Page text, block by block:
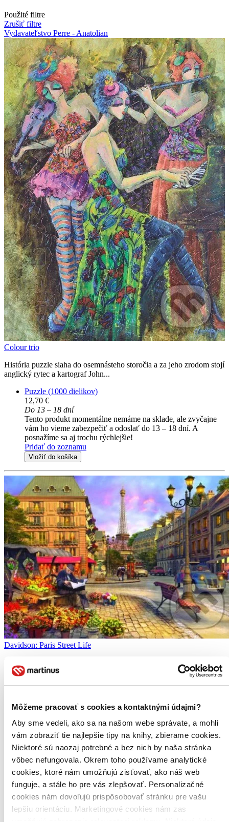
Môžeme pracovať s cookies a kontaktnými údajmi?
Aby sme vedeli, ako sa na našom webe správate, a mohli
vám zobraziť tie najlepšie tipy na knihy, zbierame cookies.
Niektoré sú naozaj potrebné a bez nich by naša stránka
vôbec nefungovala. Okrem toho používame analytické
cookies, ktoré nám umožňujú zisťovať, ako náš web
funguje, a stále ho pre vás zlepšovať. Personalizačné
cookies nám dovoľujú prispôsobovať stránku pre vašu
lepšiu orientáciu. Marketingové cookies nám zas
Použité filtre
Zrušiť filtre
Vydavateľstvo Perre - Anatolian
Colour trio
História puzzle siaha do osemnásteho storočia a za jeho zrodom stojí
anglický rytec a kartograf John...
Puzzle (1000 dielikov)
12,70 €
Do 13 – 18 dní
Tento produkt momentálne nemáme na sklade, ale zvyčajne
vám ho vieme zabezpečiť a odoslať do 13 – 18 dní. A
posnažíme sa aj trochu rýchlejšie!
Pridať do zoznamu
Vložiť do košíka
Davidson: Paris Street Life
História puzzle siaha do osemnásteho storočia a za jeho zrodom stojí
anglický rytec a kartograf John...
Ach, mrzí nás to, z tohto produktu sa už predali všetky kusy a
môžete mať šťastie v niektorých iných obchodoch, ktoré ešte
nepredali posledné kusy.
Pridať do zoznamu